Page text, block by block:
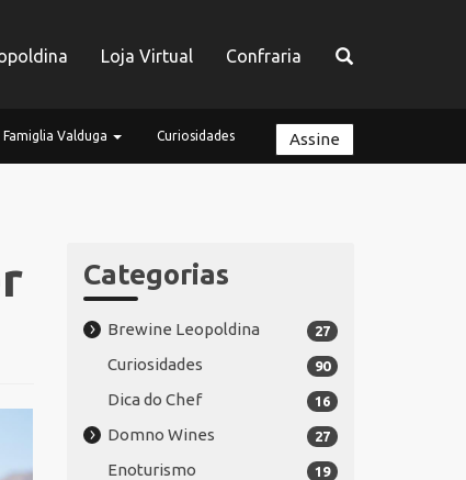
Loja Virtual Confraria
Assine
Famiglia Valduga Curiosidades
Categorias
27
Brewine Leopoldina
90
Curiosidades
16
Dica do Chef
27
Domno Wines
19
Enoturismo